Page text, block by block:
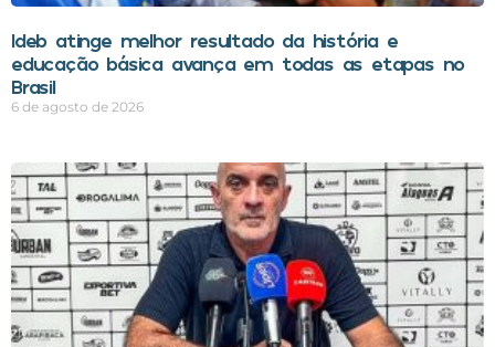
Ideb atinge melhor resultado da história e
educação básica avança em todas as etapas no
Brasil
6 de agosto de 2026